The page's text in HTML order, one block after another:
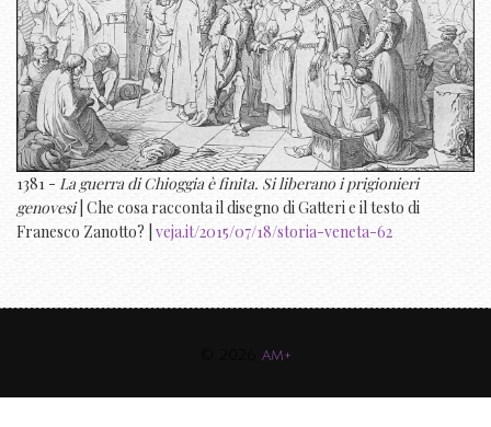
1381 - La guerra di Chioggia è finita. Si liberano i prigionieri
genovesi| Che cosa racconta il disegno di Gatteri e il testo di
Franesco Zanotto? | veja.it/2015/07/18/storia-veneta-62
am+